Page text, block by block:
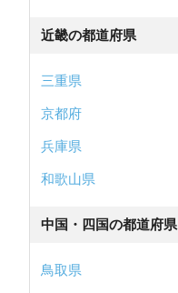
近畿の都道府県
三重県
京都府
兵庫県
和歌山県
中国・四国の都道府県
鳥取県